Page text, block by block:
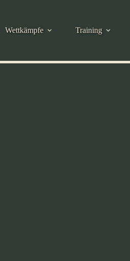
Wettkämpfe Training